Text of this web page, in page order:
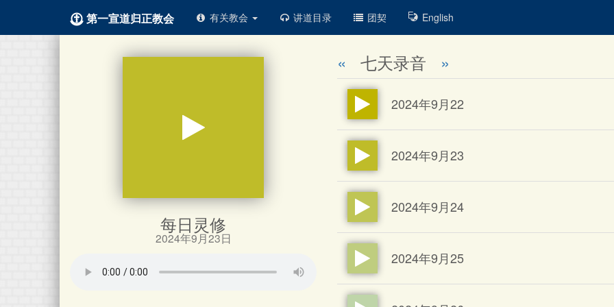
第一宣道归正教会 有关教会 讲道目录 团契 English
每日灵修
2024年9月23日
« 七天录音 »
2024年9月22
2024年9月23
2024年9月24
2024年9月25